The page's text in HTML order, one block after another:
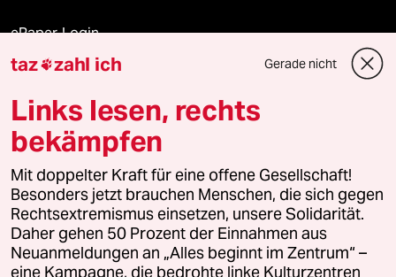
ePaper Login
Downloads für Abonnierende
© 2026 taz Verlags und Vertriebs GmbH
Alle Rechte vorbehalten. Bei rechtlichen Fragen oder für Genehmigungen
wenden Sie sich bitte an
lizenzen@taz.de
Feedback Redaktionsstatut Kommune-Richtlinien
taz zahl ich Gerade nicht
Links lesen, rechts
bekämpfen
Mit doppelter Kraft für eine offene Gesellschaft!
Besonders jetzt brauchen Menschen, die sich gegen
Rechtsextremismus einsetzen, unsere Solidarität.
Daher gehen 50 Prozent der Einnahmen aus
Neuanmeldungen an „Alles beginnt im Zentrum“ –
eine Kampagne, die bedrohte linke Kulturzentren